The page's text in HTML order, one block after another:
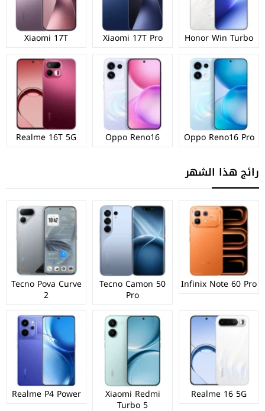
Honor Win Turbo
Xiaomi 17T Pro
Xiaomi 17T
Oppo Reno16 Pro
Oppo Reno16
Realme 16T 5G
رائج هذا الشهر
Infinix Note 60 Pro
Tecno Camon 50
Pro
Tecno Pova Curve
2
Realme 16 5G
Xiaomi Redmi
Turbo 5
Realme P4 Power